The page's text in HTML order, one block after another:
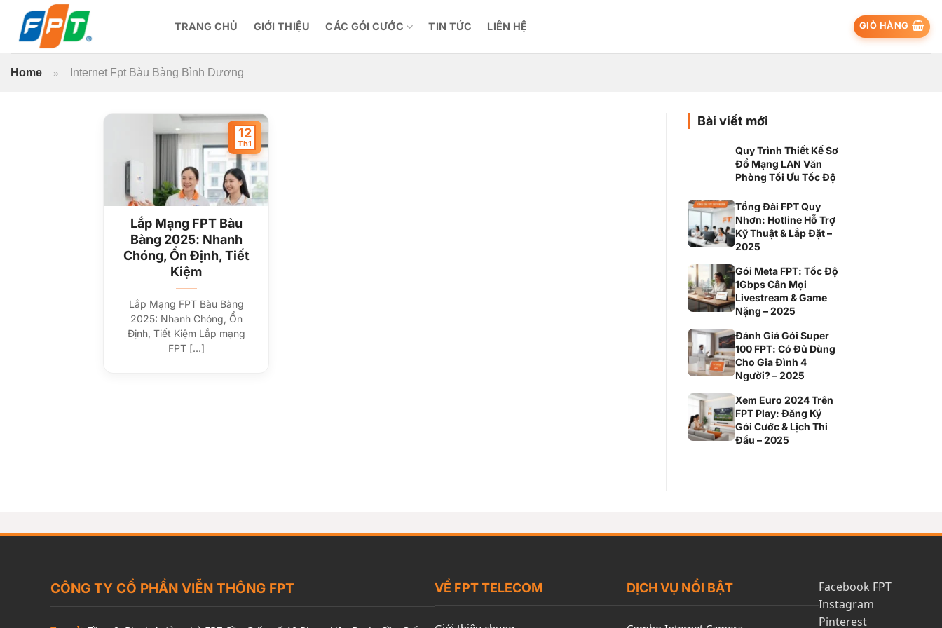
TRANG CHỦ GIỚI THIỆU CÁC GÓI CƯỚC TIN TỨC LIÊN HỆ GIỎ HÀNG
Home » Internet Fpt Bàu Bàng Bình Dương
Lắp Mạng FPT Bàu
Bàng 2025: Nhanh
Chóng, Ổn Định, Tiết
Kiệm
Lắp Mạng FPT Bàu Bàng
2025: Nhanh Chóng, Ổn
Định, Tiết Kiệm Lắp mạng
FPT [...]
12
Th1
Bài viết mới
Quy Trình Thiết Kế Sơ
Đồ Mạng LAN Văn
Phòng Tối Ưu Tốc Độ
Tổng Đài FPT Quy
Nhơn: Hotline Hỗ Trợ
Kỹ Thuật & Lắp Đặt –
2025
Gói Meta FPT: Tốc Độ
1Gbps Cân Mọi
Livestream & Game
Nặng – 2025
Đánh Giá Gói Super
100 FPT: Có Đủ Dùng
Cho Gia Đình 4
Người? – 2025
Xem Euro 2024 Trên
FPT Play: Đăng Ký
Gói Cước & Lịch Thi
Đấu – 2025
CÔNG TY CỔ PHẦN VIỄN THÔNG FPT VỀ FPT TELECOM DỊCH VỤ NỔI BẬT
Facebook FPT
Instagram
Pinterest